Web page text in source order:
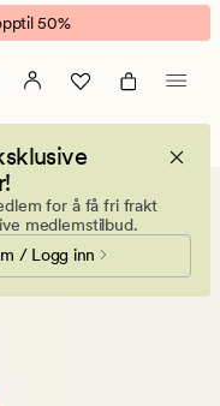
50%
for å få fri frakt
medlemstilbud.
/ Logg inn